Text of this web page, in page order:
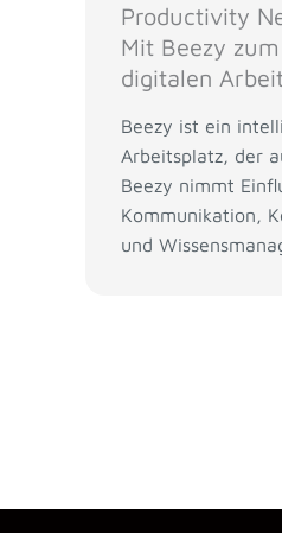
Productivity
Mit Beezy
digitalen
Beezy ist ein
Arbeitsplatz, der
Beezy nimmt
Kommunikation,
und